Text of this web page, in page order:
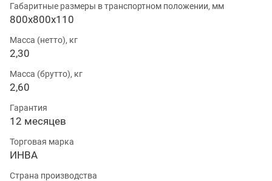
Габаритные размеры в транспортном положении, мм
800х800х110
Масса (нетто), кг
2,30
Масса (брутто), кг
2,60
Гарантия
12 месяцев
Торговая марка
ИНВА
Страна производства